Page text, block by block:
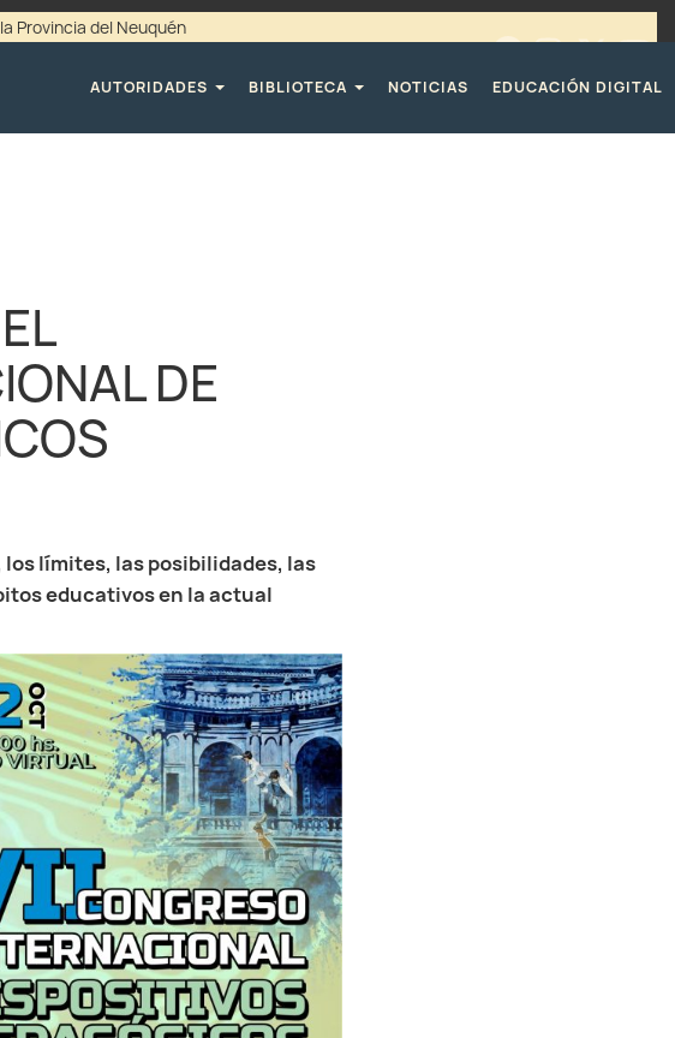
Provincia del Neuquén
AUTORIDADES
BIBLIOTECA NOTICIAS EDUCACIÓN DIGITAL
DE
los límites, las posibilidades, las
educativos en la actual